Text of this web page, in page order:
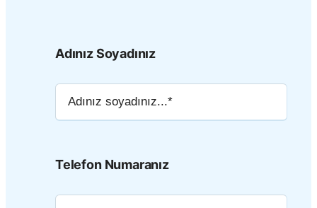
Adınız Soyadınız
Telefon Numaranız